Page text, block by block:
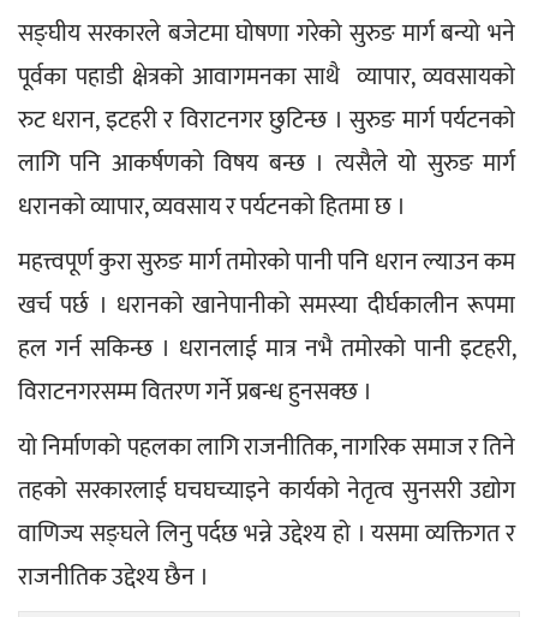
सङ्घीय सरकारले बजेटमा घोषणा गरेको सुरुङ मार्ग बन्यो भने
पूर्वका पहाडी क्षेत्रको आवागमनका साथै  व्यापार, व्यवसायको
रुट धरान, इटहरी र विराटनगर छुटिन्छ । सुरुङ मार्ग पर्यटनको
लागि पनि आकर्षणको विषय बन्छ । त्यसैले यो सुरुङ मार्ग
धरानको व्यापार, व्यवसाय र पर्यटनको हितमा छ ।
महत्त्वपूर्ण कुरा सुरुङ मार्ग तमोरको पानी पनि धरान ल्याउन कम
खर्च पर्छ । धरानको खानेपानीको समस्या दीर्घकालीन रूपमा
हल गर्न सकिन्छ । धरानलाई मात्र नभै तमोरको पानी इटहरी,
विराटनगरसम्म वितरण गर्ने प्रबन्ध हुनसक्छ ।
यो निर्माणको पहलका लागि राजनीतिक, नागरिक समाज र तिने
तहको सरकारलाई घचघच्याइने कार्यको नेतृत्व सुनसरी उद्योग
वाणिज्य सङ्घले लिनु पर्दछ भन्ने उद्देश्य हो । यसमा व्यक्तिगत र
राजनीतिक उद्देश्य छैन ।